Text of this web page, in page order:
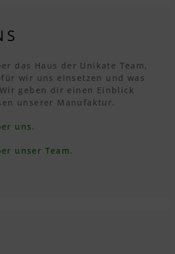
das Haus der Unikate Team,
wir uns einsetzen und was
geben dir einen Einblick
unserer Manufaktur.
uns.
unser Team.